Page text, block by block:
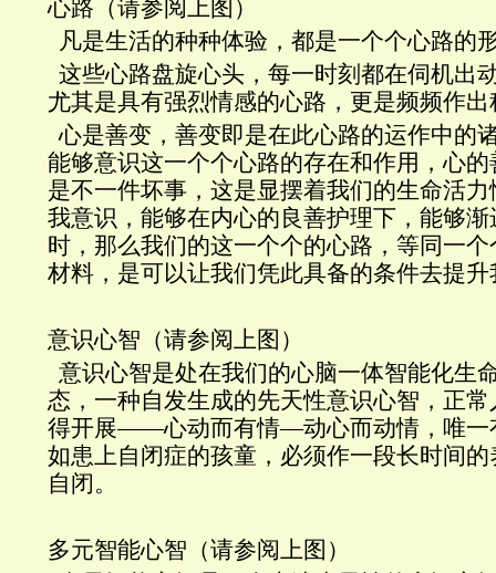
心路（请参阅上图）
凡是生活的种种体验，都是一个个心路的
这些心路盘旋心头，每一时刻都在伺机出
尤其是具有强烈情感的心路，更是频频作
心是善变，善变即是在此心路的运作中的
能够意识这一个个心路的存在和作用，心
是不一件坏事，这是显摆着我们的生命活
我意识，能够在内心的良善护理下，能够
时，那么我们的这一个个的心路，等同一
材料，是可以让我们凭此具备的条件去提
意识心智（请参阅上图）
意识心智是处在我们的心脑一体智能化生
态，一种自发生成的先天性意识心智，正
得开展——心动而有情—动心而动情，唯一
如患上自闭症的孩童，必须作一段长时间
自闭。
多元智能心智（请参阅上图）